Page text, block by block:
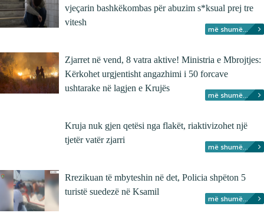
vjeçarin bashkëkombas për abuzim s*ksual prej tre
vitesh
më shumë...
Zjarret në vend, 8 vatra aktive! Ministria e Mbrojtjes:
Kërkohet urgjentisht angazhimi i 50 forcave
ushtarake në lagjen e Krujës
më shumë...
Kruja nuk gjen qetësi nga flakët, riaktivizohet një
tjetër vatër zjarri
më shumë...
Rrezikuan të mbyteshin në det, Policia shpëton 5
turistë suedezë në Ksamil
më shumë...